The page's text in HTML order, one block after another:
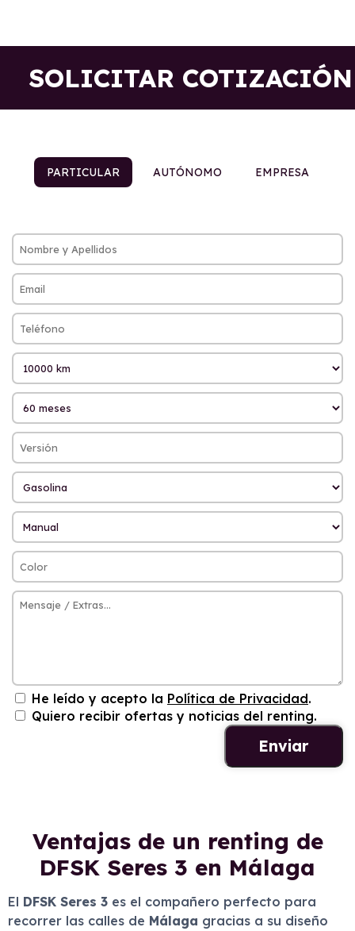
SOLICITAR COTIZACIÓN
PARTICULAR AUTÓNOMO EMPRESA
He leído y acepto la Política de Privacidad.
Quiero recibir ofertas y noticias del renting.
Ventajas de un renting de
DFSK Seres 3 en Málaga
El DFSK Seres 3 es el compañero perfecto para
recorrer las calles de Málaga gracias a su diseño